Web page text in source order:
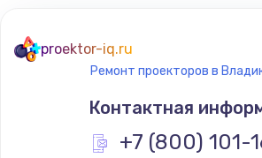
Заказать
Не сопряжается с
900 руб.
proektor-iq.ru
Ремонт проекторов в
Контактная
+7 (800) 101-